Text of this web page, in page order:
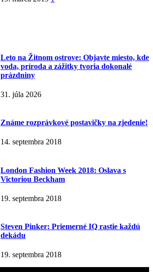
Leto na Žitnom ostrove: Objavte miesto, kde
voda, príroda a zážitky tvoria dokonalé
prázdniny
31. júla 2026
Známe rozprávkové postavičky na zjedenie!
14. septembra 2018
London Fashion Week 2018: Oslava s
Victoriou Beckham
19. septembra 2018
Steven Pinker: Priemerné IQ rastie každú
dekádu
19. septembra 2018